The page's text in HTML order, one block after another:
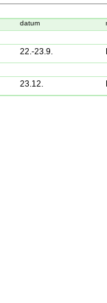
datum
22.-23.9.
23.12.